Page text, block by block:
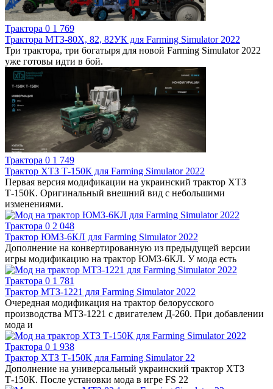
Трактора 0 1 769
Трактора МТЗ-80Х, 82, 82УК для Farming Simulator 2022
Три трактора, три богатыря для новой Farming Simulator 2022
уже готовы идти в бой.
Трактора 0 1 749
Трактор ХТЗ Т-150К для Farming Simulator 2022
Первая версия модификации на украинский трактор ХТЗ
Т-150К. Оригинальный внешний вид с небольшими
изменениями.
Трактора 0 2 048
Трактор ЮМЗ-6КЛ для Farming Simulator 2022
Дополнение на конвертированную из предыдущей версии
игры модификацию на трактор ЮМЗ-6КЛ. У мода есть
Трактора 0 1 781
Трактор МТЗ-1221 для Farming Simulator 2022
Очередная модификация на трактор белорусского
производства МТЗ-1221 с двигателем Д-260. При добавлении
мода и
Трактора 0 1 938
Трактор ХТЗ Т-150К для Farming Simulator 22
Дополнение на универсальный украинский трактор ХТЗ
Т-150К. После установки мода в игре FS 22